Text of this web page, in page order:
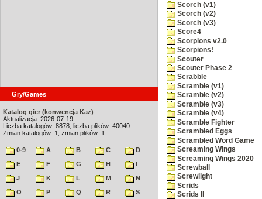
Gry/Games
Katalog gier (konwencja Kaz)
Aktualizacja: 2026-07-19
Liczba katalogów: 8878, liczba plików: 40040
Zmian katalogów: 1, zmian plików: 1
0-9 A B C
D
E
F G H
I
J
K L M
N
O
P Q R
S
Scorch (v1)
Scorch (v2)
Scorch (v3)
Score4
Scorpions v2.0
Scorpions!
Scouter
Scouter Phase 2
Scrabble
Scramble (v1)
Scramble (v2)
Scramble (v3)
Scramble (v4)
Scramble Fighter
Scrambled Eggs
Scrambled Word Game
Screaming Wings
Screaming Wings 2020
Screwball
Screwlight
Scrids
Scrids II